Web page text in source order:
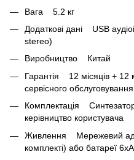
Вага 5.2 кг
Додаткові дані USB
stereo)
Виробництво Китай
Гарантія 12 місяців + 12
сервісного обслуговування
Комплектація
керівництво користувача
Живлення Мережевий
комплекті) або батареї